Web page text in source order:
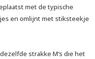
met de typische
en omlijnt met stiksteekje
strakke M’s die het